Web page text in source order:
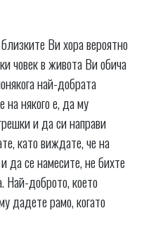
Ви хора вероятно
човек в живота Ви обича
най-добрата
на някого е, да му
и да си направи
като виждате, че на
да се намесите, не бихте
Най-доброто, което
дадете рамо, когато